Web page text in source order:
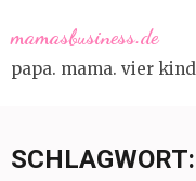
to
content
mamasbusiness.de
papa. mama. vier
SCHLAGWORT: